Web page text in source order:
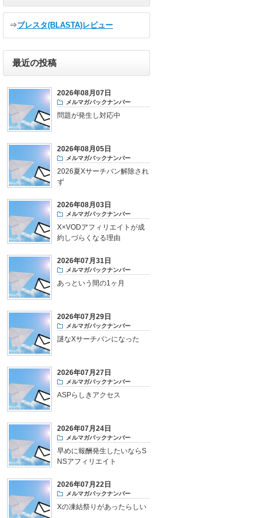
⇒ブレスタ(BLASTA)レビュー
最近の投稿
2026年08月07日
メルマガバックナンバー
問題が発生し対応中
2026年08月05日
メルマガバックナンバー
2026夏Xサーチバン解除され
ず
2026年08月03日
メルマガバックナンバー
X×VODアフィリエイトが成
約しづらくなる理由
2026年07月31日
メルマガバックナンバー
あっという間の1ヶ月
2026年07月29日
メルマガバックナンバー
謎なXサーチバンになった
2026年07月27日
メルマガバックナンバー
ASPらしきアクセス
2026年07月24日
メルマガバックナンバー
早めに報酬発生したいならS
NSアフィリエイト
2026年07月22日
メルマガバックナンバー
Xの凍結祭りがあったらしい